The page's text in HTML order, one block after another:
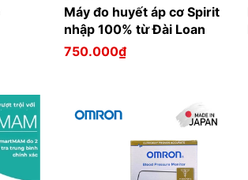
Máy đo huyết áp cơ Spirit
nhập 100% từ Đài Loan
750.000₫